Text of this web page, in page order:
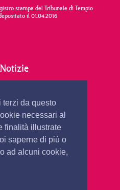
terzi da questo
necessari al
finalità illustrate
saperne di più o
ad alcuni cookie,
stampa del Tribunale di Tempio
il 01.04.2016